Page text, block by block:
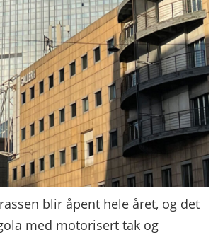
blir åpent hele året, og det
med motorisert tak og